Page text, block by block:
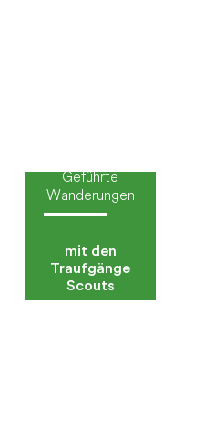
Geführte
Wanderungen
mit den
Traufgänge
Scouts